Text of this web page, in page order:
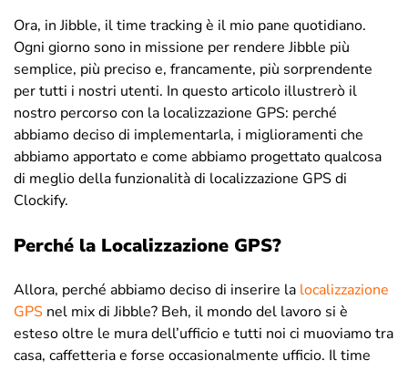
Ora, in Jibble, il time tracking è il mio pane quotidiano.
Ogni giorno sono in missione per rendere Jibble più
semplice, più preciso e, francamente, più sorprendente
per tutti i nostri utenti. In questo articolo illustrerò il
nostro percorso con la localizzazione GPS: perché
abbiamo deciso di implementarla, i miglioramenti che
abbiamo apportato e come abbiamo progettato qualcosa
di meglio della funzionalità di localizzazione GPS di
Clockify.
Perché la Localizzazione GPS?
Allora, perché abbiamo deciso di inserire la localizzazione
GPS nel mix di Jibble? Beh, il mondo del lavoro si è
esteso oltre le mura dell’ufficio e tutti noi ci muoviamo tra
casa, caffetteria e forse occasionalmente ufficio. Il time